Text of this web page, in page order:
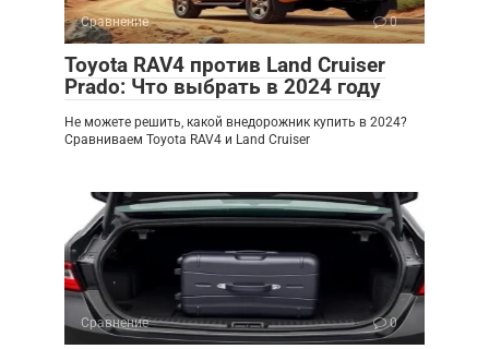
Сравнение 0
Toyota RAV4 против Land Cruiser
Prado: Что выбрать в 2024 году
Не можете решить, какой внедорожник купить в 2024?
Сравниваем Toyota RAV4 и Land Cruiser
Сравнение 0